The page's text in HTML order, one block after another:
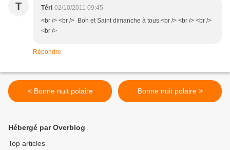
T Téri 02/10/2011 09:45
<br /> <br /> Bon et Saint dimanche à tous.<br /> <br /> <br />
<br />
Répondre
< Bonne nuit polaire Bonne nuit polaire >
Hébergé par Overblog
Top articles